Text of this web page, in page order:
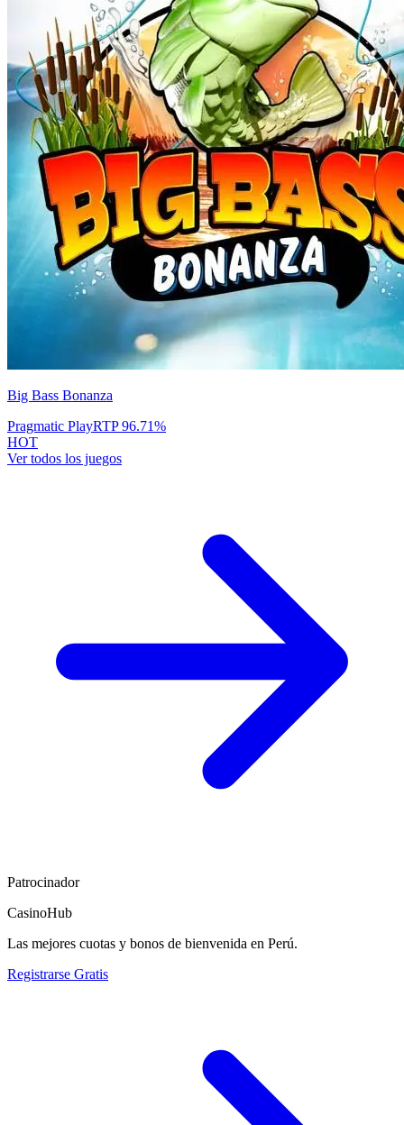
Big Bass Bonanza
Pragmatic PlayRTP96.71%
HOT
Ver todos los juegos
Patrocinador
CasinoHub
Las mejores cuotas y bonos de bienvenida en Perú.
Registrarse Gratis